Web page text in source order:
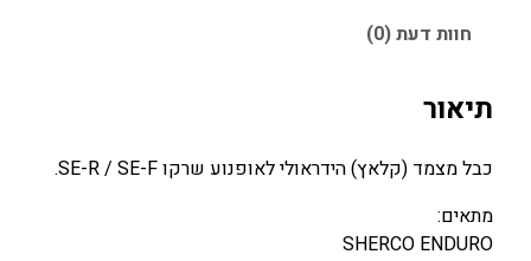
צ
מ
ה
י
ד
חוות דעת (0)
תיאור
כבל מצמד (קלאץ) הידראולי לאופנוע שרקו SE-R / SE-F.
מתאים:
SHERCO ENDURO